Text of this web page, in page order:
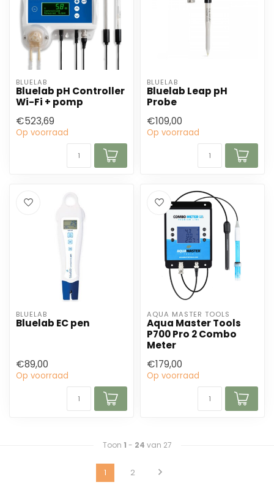
BLUELAB
Bluelab pH Controller
Wi-Fi + pomp
€523,69
Op voorraad
BLUELAB
Bluelab Leap pH
Probe
€109,00
Op voorraad
BLUELAB
Bluelab EC pen
€89,00
Op voorraad
AQUA MASTER TOOLS
Aqua Master Tools
P700 Pro 2 Combo
Meter
€179,00
Op voorraad
Toon 1 - 24 van 27
1 2